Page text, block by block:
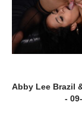
Abby Lee Brazil
-